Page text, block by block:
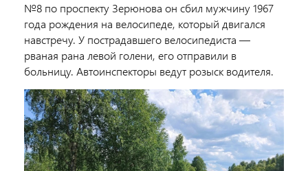
№8 по проспекту Зерюнова он сбил мужчину 1967
года рождения на велосипеде, который двигался
навстречу. У пострадавшего велосипедиста —
рваная рана левой голени, его отправили в
больницу. Автоинспекторы ведут розыск водителя.